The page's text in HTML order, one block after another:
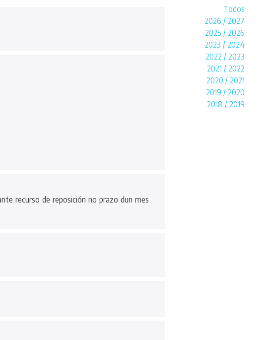
recurso de reposición no prazo dun mes
Todos
2026 / 2027
2025 / 2026
2023 / 2024
2022 / 2023
2021 / 2022
2020 / 2021
2019 / 2020
2018 / 2019